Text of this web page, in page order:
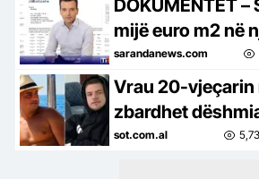
DOKUMENTET
mijë euro m2 në
referencë 3-4
kush është
Agron Shehaj
sarandanews.com
Vrau 20-vjeçarin
zbardhet
ngacmoi të
sot.com.al